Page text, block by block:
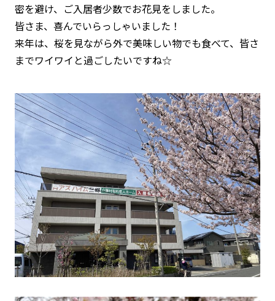
密を避け、ご入居者少数でお花見をしました。
皆さま、喜んでいらっしゃいました！
来年は、桜を見ながら外で美味しい物でも食べて、皆さ
までワイワイと過ごしたいですね☆